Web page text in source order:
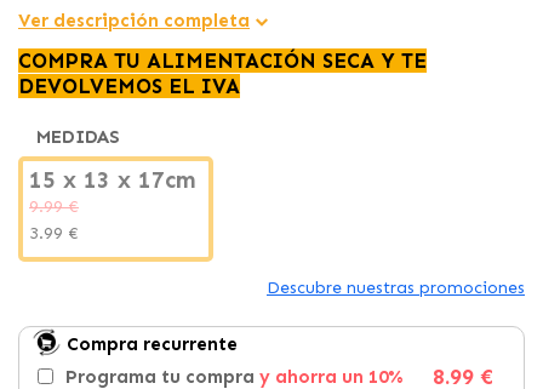
hipoalergénico para estimular el juego, entretener a tu
Ver descripción completa
COMPRA TU ALIMENTACIÓN SECA Y TE
DEVOLVEMOS EL IVA
MEDIDAS
15 x 13 x 17cm
9.99 €
3.99 €
Descubre nuestras promociones
Compra recurrente
Programa tu compra y ahorra un 10% 8.99 €